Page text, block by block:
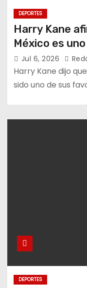
DEPORTES
Harry Kane
México es
Jul 6, 2026
Harry Kane dijo
sido uno de sus
DEPORTES